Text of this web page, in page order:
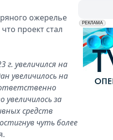
ожерелье
проект стал
г. увеличился на
увеличилось на
за
средств
чуть более
erid:
РЕКЛАМА
АО "ГАТР",